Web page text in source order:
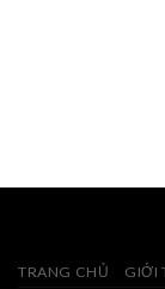
TRANG CHỦ GIỚI